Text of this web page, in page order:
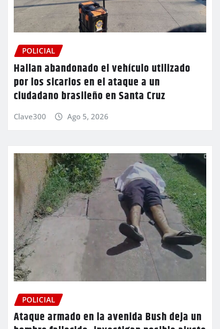
POLICIAL
Hallan abandonado el vehículo utilizado
por los sicarios en el ataque a un
ciudadano brasileño en Santa Cruz
Clave300 Ago 5, 2026
POLICIAL
Ataque armado en la avenida Bush deja un